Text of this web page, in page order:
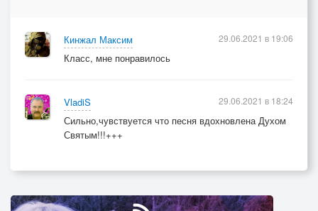
Кинжал Максим
Класс, мне понравилось
29.06.2021 в 19:06
VladiS
Сильно,чувствуется что песня вдохновлена Духом
Святым!!!+++
29.06.2021 в 18:24